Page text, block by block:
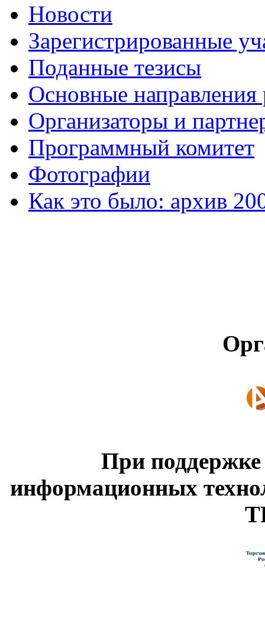
Новости
Зарегистрированные
Поданные тезисы
Основные направления
Организаторы и
Программный комитет
Фотографии
Как это было: архив
При
информационных